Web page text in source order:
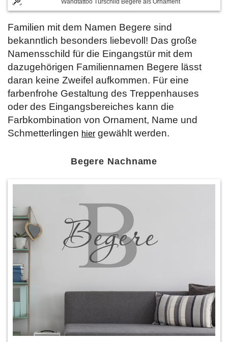
Familien mit dem Namen Begere sind
bekanntlich besonders liebevoll! Das große
Namensschild für die Eingangstür mit dem
dazugehörigen Familiennamen Begere lässt
daran keine Zweifel aufkommen. Für eine
farbenfrohe Gestaltung des Treppenhauses
oder des Eingangsbereiches kann die
Farbkombination von Ornament, Name und
Schmetterlingen hier gewählt werden.
Begere Nachname